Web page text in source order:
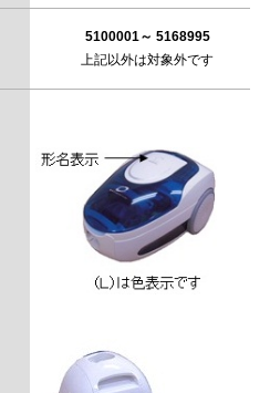
5100001～ 5168995
上記以外は対象外です